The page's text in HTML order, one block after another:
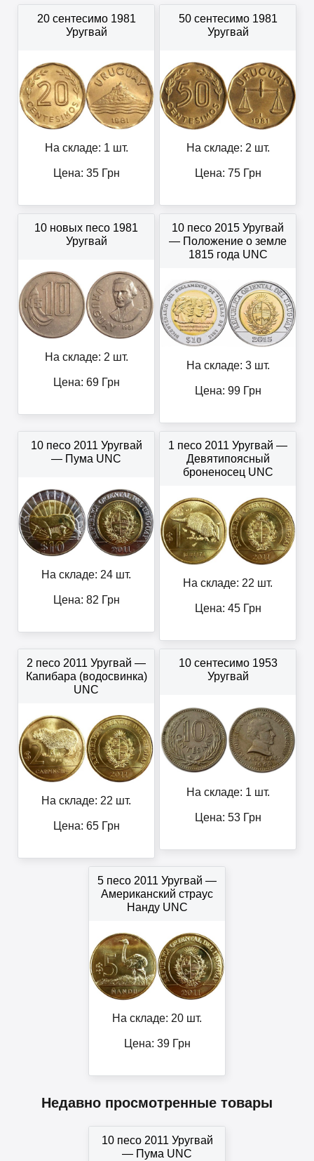
20 сентесимо 1981
Уругвай
На складе: 1 шт.
Цена: 35Грн
50 сентесимо 1981
Уругвай
На складе: 2 шт.
Цена: 75Грн
10 новых песо 1981
Уругвай
На складе: 2 шт.
Цена: 69Грн
10 песо 2015 Уругвай
— Положение о земле
1815 года UNC
На складе: 3 шт.
Цена: 99Грн
10 песо 2011 Уругвай
— Пума UNC
На складе: 24 шт.
Цена: 82 Грн
1 песо 2011 Уругвай —
Девятипоясный
броненосец UNC
На складе: 22 шт.
Цена: 45Грн
2 песо 2011 Уругвай —
Капибара (водосвинка)
UNC
На складе: 22 шт.
Цена: 65Грн
10 сентесимо 1953
Уругвай
На складе: 1 шт.
Цена: 53Грн
5 песо 2011 Уругвай —
Американский страус
Нанду UNC
На складе: 20 шт.
Цена: 39Грн
Недавно просмотренные товары
10 песо 2011 Уругвай
— Пума UNC